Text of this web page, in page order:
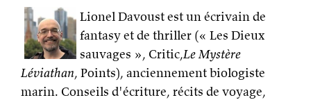
Lionel Davoust est un écrivain de
fantasy et de thriller (« Les Dieux
sauvages », Critic,Le Mystère
Léviathan, Points), anciennement biologiste
marin. Conseils d'écriture, récits de voyage,